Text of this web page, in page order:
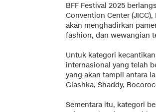
BFF Festival 2025
Convention Center
akan menghadirkan
fashion, dan wewangian
Untuk kategori
internasional yang telah
yang akan tampil antara
Glashka, Shaddy,
Sementara itu, kategori